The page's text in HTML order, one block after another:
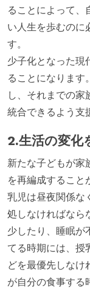
ることによって、
い人生を歩むのに
す。
少子化となった現
ることになります
し、それまでの家
統合できるよう支
2.生活の変化
新たな子どもが家
を再編成すること
乳児は昼夜関係な
処しなければなら
少したり、睡眠が
てる時期には、授
どを最優先しなけ
が自分の食事する